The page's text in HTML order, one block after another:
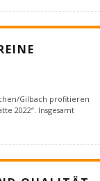
Gilbach profitieren
2022“. Insgesamt